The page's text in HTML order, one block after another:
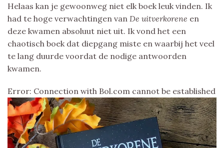
Helaas kan je gewoonweg niet elk boek leuk vinden. Ik
had te hoge verwachtingen van De uitverkorene en
deze kwamen absoluut niet uit. Ik vond het een
chaotisch boek dat diepgang miste en waarbij het veel
te lang duurde voordat de nodige antwoorden
kwamen.
Error: Connection with Bol.com cannot be established